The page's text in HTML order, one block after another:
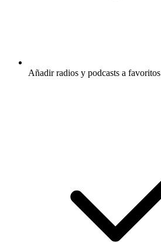
Añadir radios y podcasts a favoritos